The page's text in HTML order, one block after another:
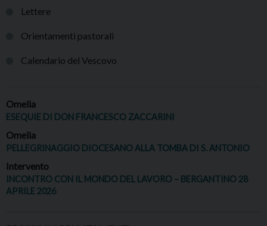
Lettere
Orientamenti pastorali
Calendario del Vescovo
Omelia
ESEQUIE DI DON FRANCESCO ZACCARINI
Omelia
PELLEGRINAGGIO DIOCESANO ALLA TOMBA DI S. ANTONIO
Intervento
INCONTRO CON IL MONDO DEL LAVORO – BERGANTINO 28
APRILE 2026